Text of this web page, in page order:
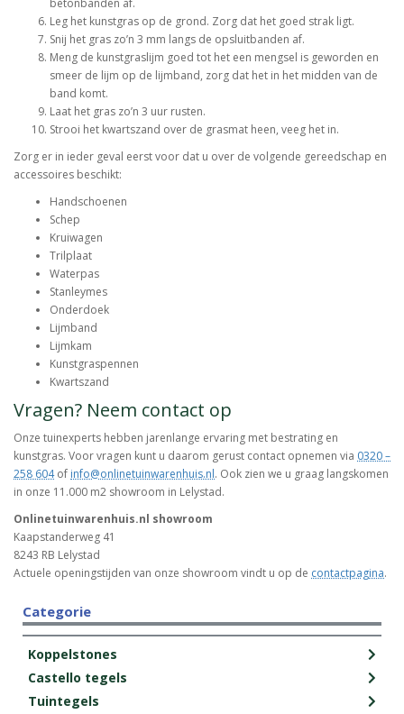
Categorie
Koppelstones
Castello tegels
Tuintegels
betonbanden af.
Leg het kunstgras op de grond. Zorg dat het goed strak ligt.
Snij het gras zo’n 3 mm langs de opsluitbanden af.
Meng de kunstgraslijm goed tot het een mengsel is geworden en
smeer de lijm op de lijmband, zorg dat het in het midden van de
band komt.
Laat het gras zo’n 3 uur rusten.
Strooi het kwartszand over de grasmat heen, veeg het in.
Zorg er in ieder geval eerst voor dat u over de volgende gereedschap en
accessoires beschikt:
Handschoenen
Schep
Kruiwagen
Trilplaat
Waterpas
Stanleymes
Onderdoek
Lijmband
Lijmkam
Kunstgraspennen
Kwartszand
Vragen? Neem contact op
Onze tuinexperts hebben jarenlange ervaring met bestrating en
kunstgras. Voor vragen kunt u daarom gerust contact opnemen via 0320 –
258 604of info@onlinetuinwarenhuis.nl. Ook zien we u graag langskomen
in onze 11.000 m2 showroom in Lelystad.
Onlinetuinwarenhuis.nl showroom
Kaapstanderweg 41
8243 RB Lelystad
Actuele openingstijden van onze showroom vindt u op de contactpagina.